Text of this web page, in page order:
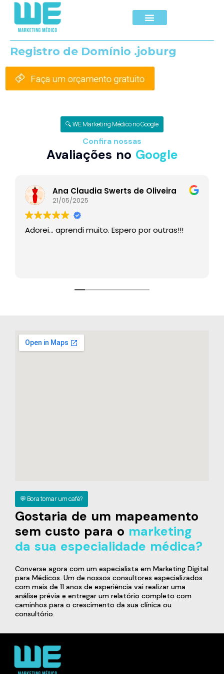
Registro de Domínio .joburg
🔍 WE Marketing Médico no Google
Confira nossas
Avaliações no Google
Ana Claudia Swerts de Oliveira
21/05/2025
Adorei… aprendi muito. Espero por outras!!!
💬 Bora tomar um café?
Gostaria de um mapeamento
sem custo para o marketing
da sua especialidade médica?
Converse agora com um especialista em Marketing Digital
para Médicos. Um de nossos consultores especializados
com mais de 11 anos de esperiência vai realizar uma
análise prévia e entregar um relatório completo com
caminhos para o crescimento da sua clínica ou
consultório.